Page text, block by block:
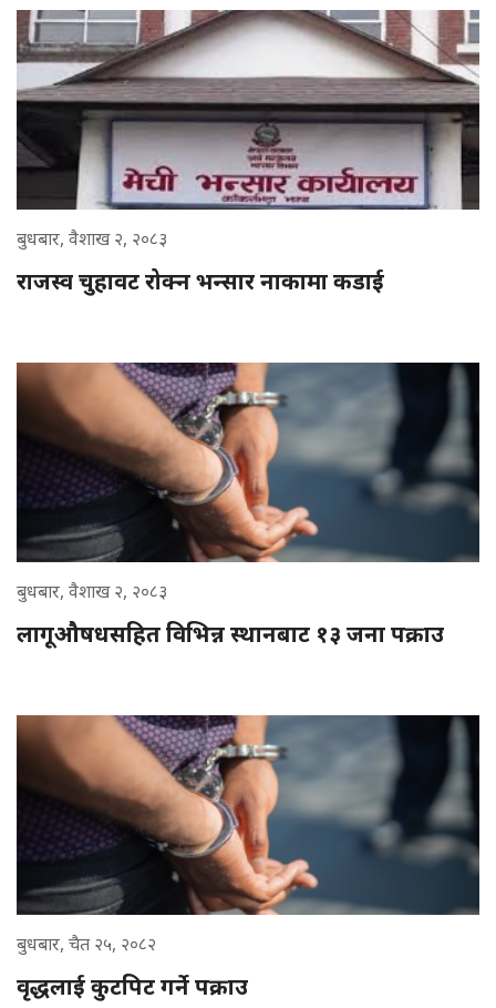
बुधबार, वैशाख २, २०८३
राजस्व चुहावट रोक्न भन्सार नाकामा कडाई
बुधबार, वैशाख २, २०८३
लागूऔषधसहित विभिन्न स्थानबाट १३ जना पक्राउ
बुधबार, चैत २५, २०८२
वृद्धलाई कुटपिट गर्ने पक्राउ